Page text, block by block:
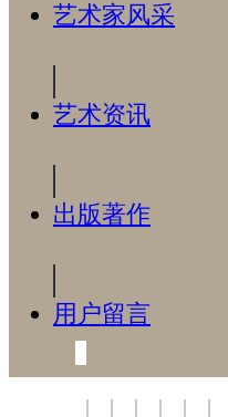
艺术家风采
艺术资讯
出版著作
用户留言